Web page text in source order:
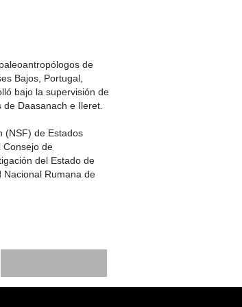
de
Bajos, Portugal,
bajo la supervisión de
Daasanach e Ileret.
(NSF) de Estados
Consejo de
del Estado de
Nacional Rumana de